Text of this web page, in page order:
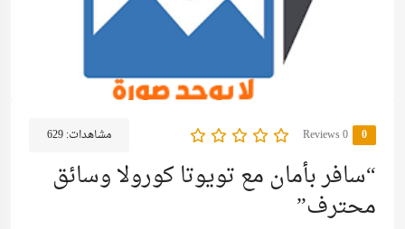
0
0 Reviews مشاهدات:629
“سافر بأمان مع تويوتا كورولا وسائق
محترف”